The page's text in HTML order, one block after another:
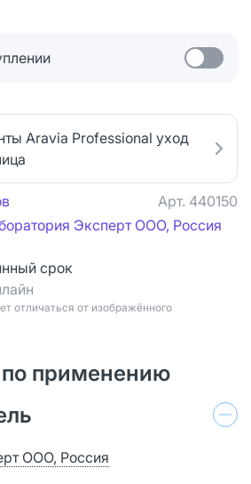
Aravia Professional уход
Арт. 440150
Эксперт ООО, Россия
срок
отличаться от изображённого
применению
ООО, Россия